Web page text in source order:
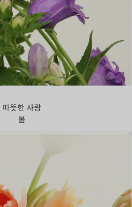
따뜻한 사람
봄